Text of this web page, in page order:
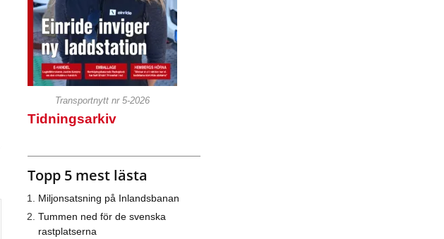
Transportnytt nr 5-2026
Tidningsarkiv
Topp 5 mest lästa
Miljonsatsning på Inlandsbanan
Tummen ned för de svenska
rastplatserna